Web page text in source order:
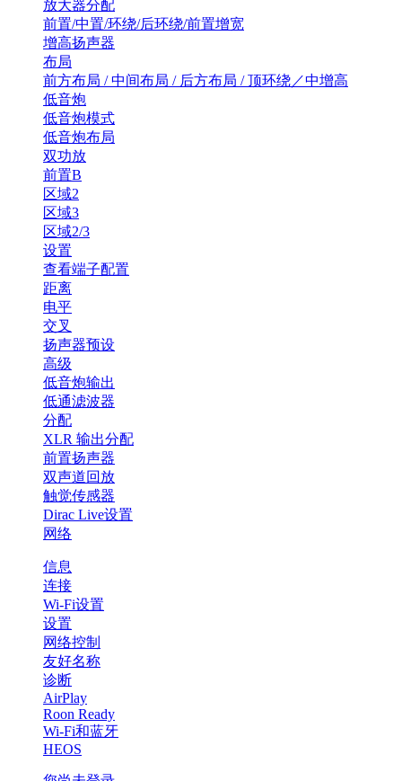
放大器分配
前置/中置/环绕/后环绕/前置增宽
增高扬声器
布局
前方布局 / 中间布局 / 后方布局 / 顶环绕／中增高
低音炮
低音炮模式
低音炮布局
双功放
前置B
区域2
区域3
区域2/3
设置
查看端子配置
距离
电平
交叉
扬声器预设
高级
低音炮输出
低通滤波器
分配
XLR 输出分配
前置扬声器
双声道回放
触觉传感器
Dirac Live设置
网络
信息
连接
Wi-Fi设置
设置
网络控制
友好名称
诊断
AirPlay
Roon Ready
Wi-Fi和蓝牙
HEOS